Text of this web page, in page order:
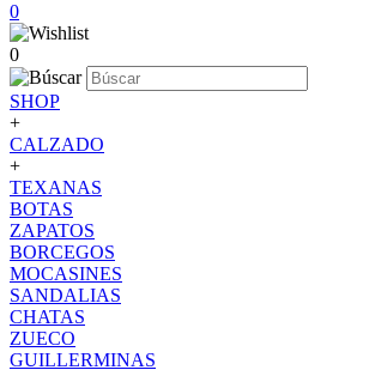
0
0
SHOP
+
CALZADO
+
TEXANAS
BOTAS
ZAPATOS
BORCEGOS
MOCASINES
SANDALIAS
CHATAS
ZUECO
GUILLERMINAS